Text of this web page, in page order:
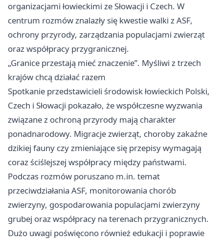
organizacjami łowieckimi ze Słowacji i Czech. W
centrum rozmów znalazły się kwestie walki z ASF,
ochrony przyrody, zarządzania populacjami zwierząt
oraz współpracy przygranicznej.
„Granice przestają mieć znaczenie”. Myśliwi z trzech
krajów chcą działać razem
Spotkanie przedstawicieli środowisk łowieckich Polski,
Czech i Słowacji pokazało, że współczesne wyzwania
związane z ochroną przyrody mają charakter
ponadnarodowy. Migracje zwierząt, choroby zakaźne
dzikiej fauny czy zmieniające się przepisy wymagają
coraz ściślejszej współpracy między państwami.
Podczas rozmów poruszano m.in. temat
przeciwdziałania ASF, monitorowania chorób
zwierzyny, gospodarowania populacjami zwierzyny
grubej oraz współpracy na terenach przygranicznych.
Dużo uwagi poświęcono również edukacji i poprawie